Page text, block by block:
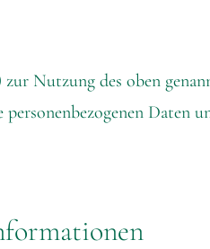
Nutzung des oben